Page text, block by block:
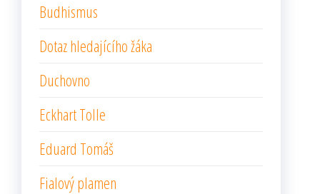
Budhismus
Dotaz hledajícího žáka
Duchovno
Eckhart Tolle
Eduard Tomáš
Fialový plamen